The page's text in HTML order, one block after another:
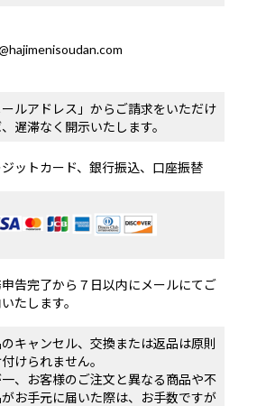
ールアドレス」からご請求をいただけ
遅滞なく開示いたします。
ットカード、銀行振込、口座振替
告完了から７日以内にメールにてご
たします。
キャンセル、交換または返品は原則
けられません。
、お客様のご注文と異なる商品や不
がお手元に届いた際は、お手数ですが